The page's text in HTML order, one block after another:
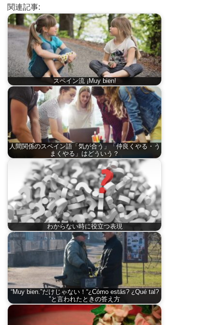
関連記事:
スペイン流 ¡Muy bien!
人間関係のスペイン語「気が合う」「仲良くやる・う
まくやる」はどういう？
わからない時に役立つ表現
“Muy bien.”だけじゃない！“¿Cómo estás? ¿Qué tal?
”と言われたときの答え方